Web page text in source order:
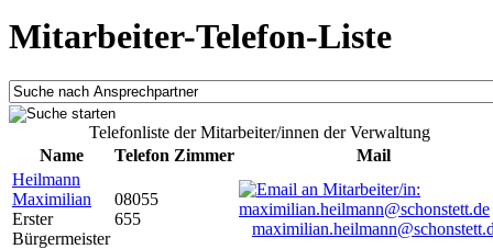
Mitarbeiter-Telefon-Liste
Telefonliste der Mitarbeiter/innen der Verwaltung
Name
Telefon Zimmer
Mail
Heilmann
Maximilian
Erster
Bürgermeister
08055
655